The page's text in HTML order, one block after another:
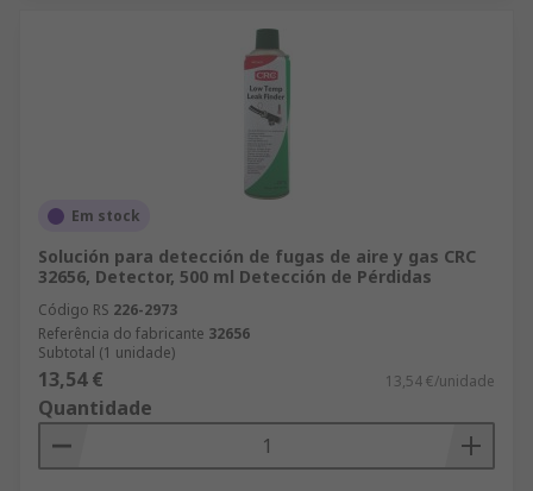
Em stock
Solución para detección de fugas de aire y gas CRC
32656, Detector, 500 ml Detección de Pérdidas
Código RS 226-2973
Referência do fabricante 32656
Subtotal (1 unidade)
13,54 € 13,54 €/unidade
Quantidade